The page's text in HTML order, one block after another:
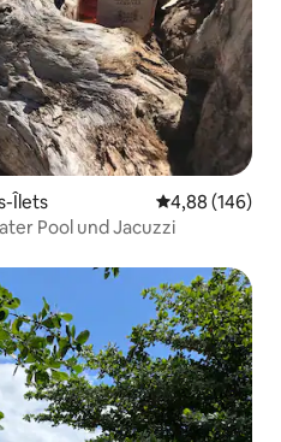
Îlets
4,88 (146)
Pool und Jacuzzi